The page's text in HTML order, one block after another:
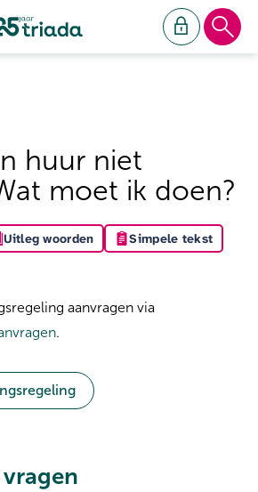
de homepage
huur niet
moet ik doen?
Uitleg woorden Simpele tekst
aanvragen via
.